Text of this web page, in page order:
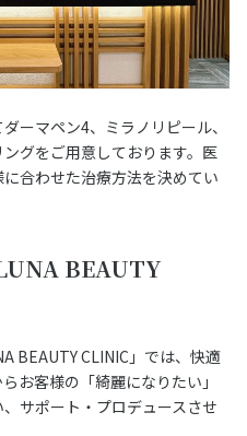
ーマペン4、ミラノリピール、
グをご用意しております。医
合わせた治療方法を決めてい
BEAUTY
BEAUTY CLINIC」では、快適
お客様の「綺麗になりたい」
サポート・プロデュースさせ